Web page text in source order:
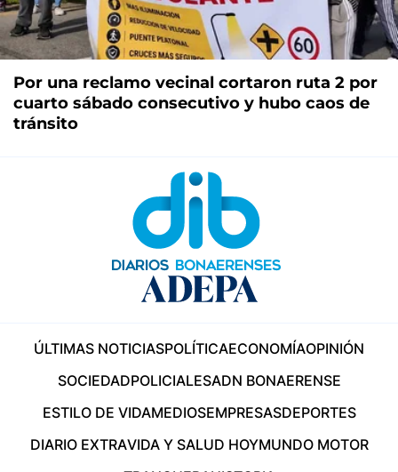
Por una reclamo vecinal cortaron ruta 2 por
cuarto sábado consecutivo y hubo caos de
tránsito
ÚLTIMAS NOTICIASPOLÍTICAECONOMÍAOPINIÓN
SOCIEDADPOLICIALESADN BONAERENSE
ESTILO DE VIDAMEDIOSEMPRESASDEPORTES
DIARIO EXTRAVIDA Y SALUD HOYMUNDO MOTOR